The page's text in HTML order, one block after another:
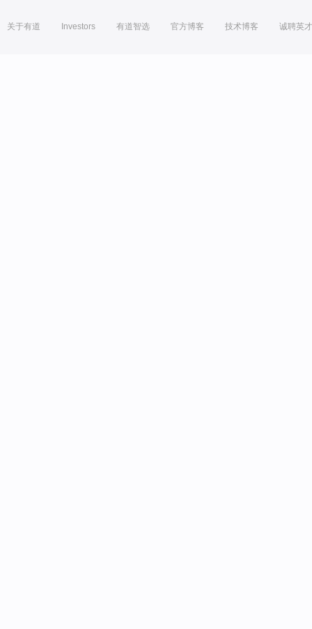
关于有道 Investors 有道智选 官方博客 技术博客 诚聘英才